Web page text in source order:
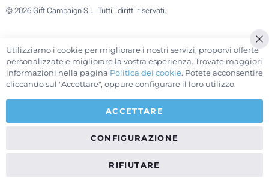
© 2026 Gift Campaign S.L. Tutti i diritti riservati.
Utilizziamo i cookie per migliorare i nostri servizi, proporvi offerte
personalizzate e migliorare la vostra esperienza. Trovate maggiori
informazioni nella pagina Politica dei cookie. Potete acconsentire
cliccando sul "Accettare", oppure configurare il loro utilizzo.
ACCETTARE
CONFIGURAZIONE
RIFIUTARE